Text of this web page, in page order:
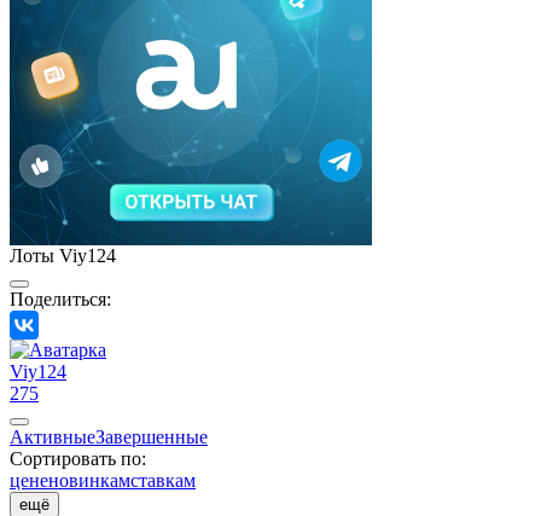
Лоты Viy124
Поделиться:
Viy124
275
АктивныеЗавершенные
Сортировать по:
цененовинкамставкам
ещё